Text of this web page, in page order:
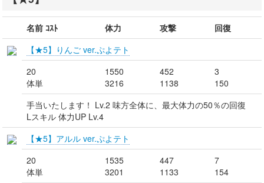
名前 ｺｽﾄ 体力 攻撃
回復
【★5】りんご ver.ぷよテト
20
体単
1550
3216
452
1138
3
150
手当いたします！ Lv.2 味方全体に、最大体力の50％の回復
Lスキル 体力UP Lv.4
【★5】アルル ver.ぷよテト
20
体単
1535
3201
447
1133
7
154